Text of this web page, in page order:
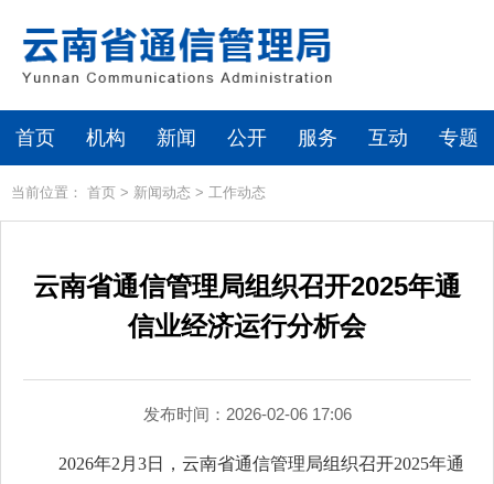
首页 机构 新闻 公开 服务 互动 专题
当前位置： 首页 > 新闻动态 > 工作动态
云南省通信管理局组织召开2025年通
信业经济运行分析会
发布时间：2026-02-06 17:06
2026年2月3日，云南省通信管理局组织召开2025年通